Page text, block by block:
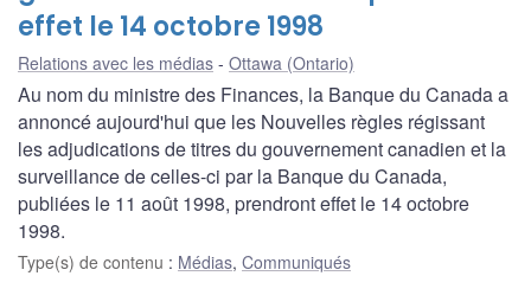
effet le 14 octobre 1998
Relations avec les médias Ottawa (Ontario)
Au nom du ministre des Finances, la Banque du Canada a
annoncé aujourd'hui que les Nouvelles règles régissant
les adjudications de titres du gouvernement canadien et la
surveillance de celles-ci par la Banque du Canada,
publiées le 11 août 1998, prendront effet le 14 octobre
1998.
Type(s) de contenu : Médias, Communiqués